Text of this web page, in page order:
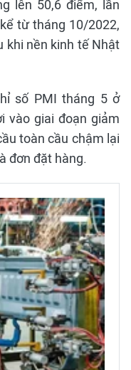
lên 50,6 điểm, lần
từ tháng 10/2022,
khi nền kinh tế Nhật
số PMI tháng 5 ở
vào giai đoạn giảm
toàn cầu chậm lại
đơn đặt hàng.